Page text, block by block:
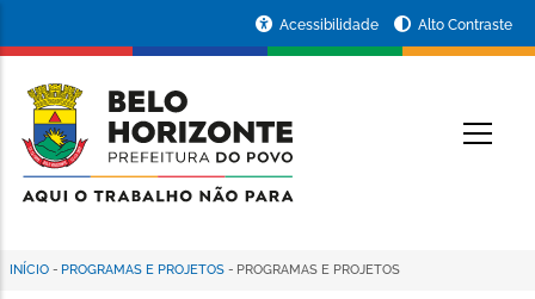
conteúdo
principal
da
Prefeitura
de
Horizonte
Acessibilidade Alto Contraste
Trilha
INÍCIO - PROGRAMAS E PROJETOS - PROGRAMAS E PROJETOS